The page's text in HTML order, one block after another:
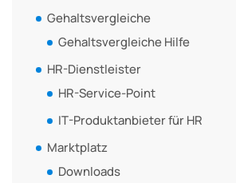
Gehaltsvergleiche
Gehaltsvergleiche Hilfe
HR-Dienstleister
HR-Service-Point
IT-Produktanbieter für HR
Marktplatz
Downloads